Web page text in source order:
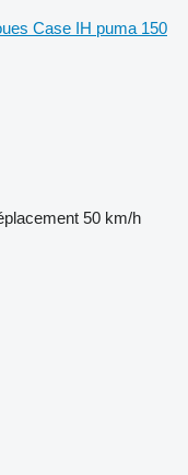
Case IH puma 150
50 km/h